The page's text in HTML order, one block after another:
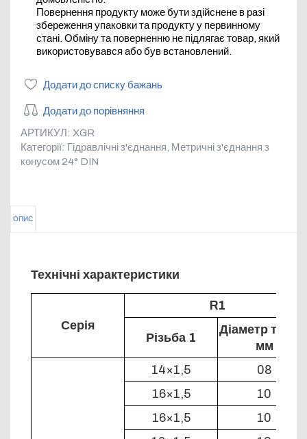
Повернення продукту може бути здійснене в разі
збереження упаковки та продукту у первинному
стані. Обміну та поверненню не підлягає товар, який
використовувався або був встановлений.
Додати до списку бажань
Додати до порівняння
АРТИКУЛ: XGR
Категорії: Гідравлічні з'єднання
Метричні з'єднання з
конусом 24° DIN
ОПИС
Технічні характеристики
Серія
R1
Різьба 1
Діаметр
мм
14×1,5
08
16×1,5
10
16×1,5
10